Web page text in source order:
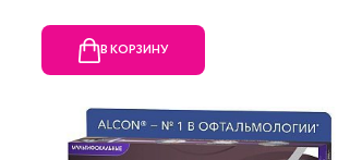
В КОРЗИНУ